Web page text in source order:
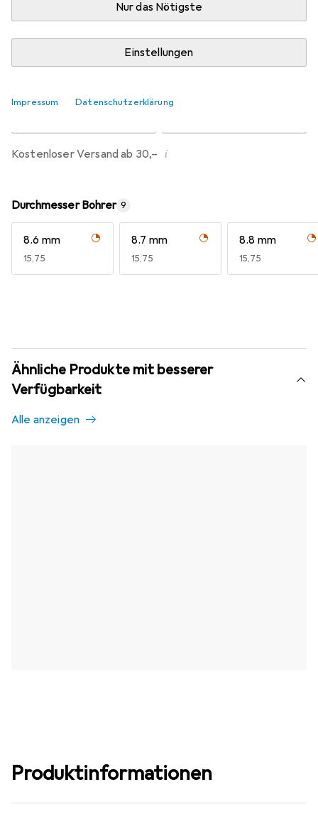
Nur das Nötigste
Einstellungen
Impressum Datenschutzerklärung
Lieferort angeben für genaue Lieferzeit
Kostenloser Versand ab 30,– i
Durchmesser Bohrer 9
8.6 mm
EUR
15,75
8.7 mm
EUR
15,75
8.8 mm
EUR
15,75
Ähnliche Produkte mit besserer
Verfügbarkeit
Alle anzeigen
Produktinformationen